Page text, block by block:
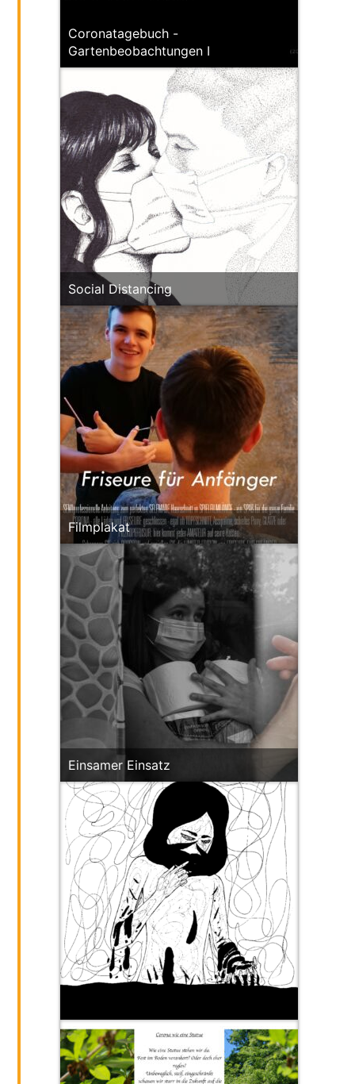
Coronatagebuch -
Gartenbeobachtungen I
Social Distancing
Filmplakat
Einsamer Einsatz